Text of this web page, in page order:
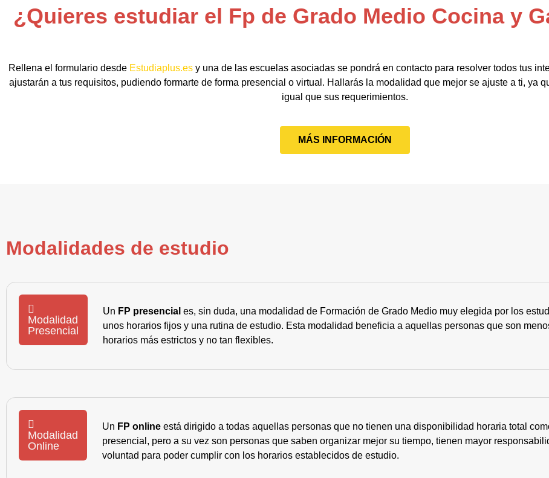
¿Quieres estudiar el Fp de Grado Medio Cocina y
Rellena el formulario desde Estudiaplus.esy una de las escuelas asociadas se pondrá en contacto para resolver todos tus
ajustarán a tus requisitos, pudiendo formarte de forma presencial o virtual. Hallarás la modalidad que mejor se ajuste a ti, ya
igual que sus requerimientos.
MÁS INFORMACIÓN
Modalidades de estudio
Modalidad
Presencial
Un FP presencial es, sin duda, una modalidad de Formación de Grado Medio muy elegida por los
unos horarios fijos y una rutina de estudio. Esta modalidad beneficia a aquellas personas que son
horarios más estrictos y no tan flexibles.
Modalidad
Online
Un FP online está dirigido a todas aquellas personas que no tienen una disponibilidad horaria total
presencial, pero a su vez son personas que saben organizar mejor su tiempo, tienen mayor
voluntad para poder cumplir con los horarios establecidos de estudio.